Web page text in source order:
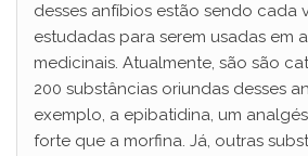
desses anfíbios estão sendo cada
estudadas para serem usadas em
medicinais. Atualmente, são são
200 substâncias oriundas desses
exemplo, a epibatidina, um
forte que a morfina. Já, outras